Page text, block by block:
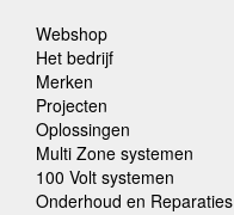
Webshop
Het bedrijf
Merken
Projecten
Oplossingen
Multi Zone systemen
100 Volt systemen
Onderhoud en Reparaties